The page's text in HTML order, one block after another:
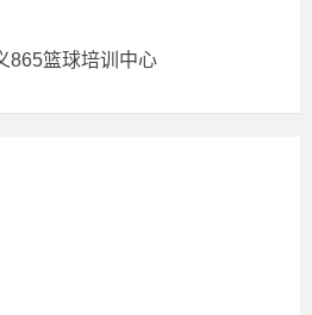
865篮球培训中心